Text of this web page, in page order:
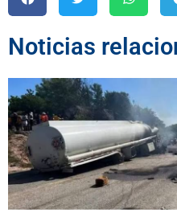
Noticias